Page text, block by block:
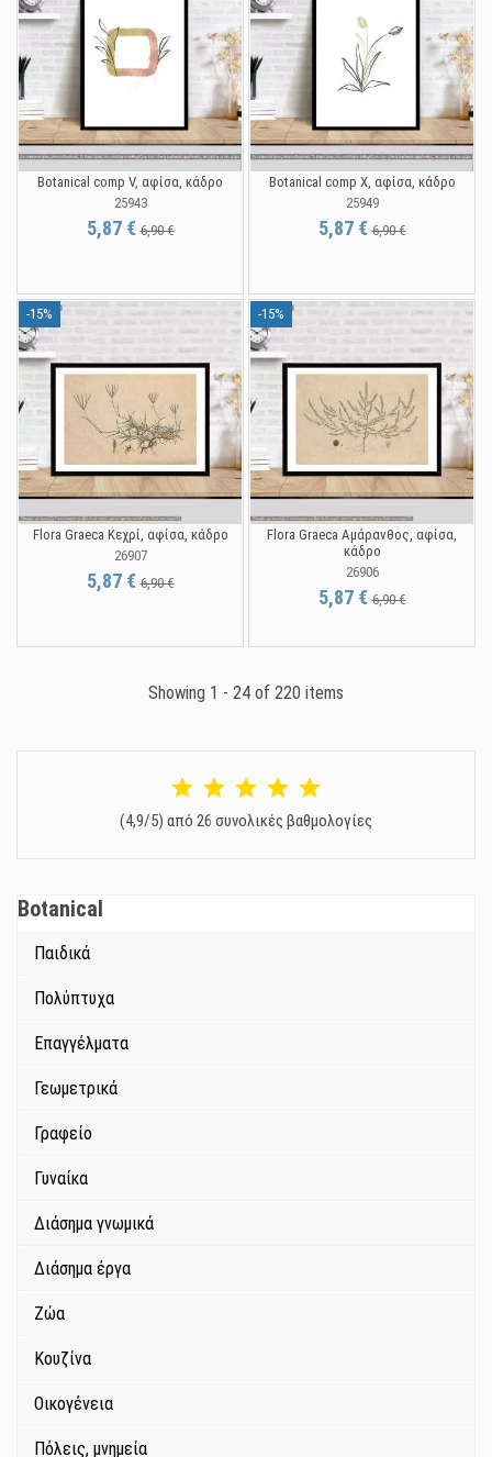
Botanical comp V, αφίσα, κάδρο
25943
5,87 €6,90 €
Botanical comp Χ, αφίσα, κάδρο
25949
5,87 €6,90 €
-15%
Flora Graeca Κεχρί, αφίσα, κάδρο
26907
5,87 €6,90 €
-15%
Flora Graeca Αμάρανθος, αφίσα,
κάδρο
26906
5,87 €6,90 €
Showing 1 - 24 of 220 items
(4,9/5) από 26 συνολικές βαθμολογίες
Botanical
Παιδικά
Πολύπτυχα
Επαγγέλματα
Γεωμετρικά
Γραφείο
Γυναίκα
Διάσημα γνωμικά
Διάσημα έργα
Ζώα
Κουζίνα
Οικογένεια
Πόλεις, μνημεία